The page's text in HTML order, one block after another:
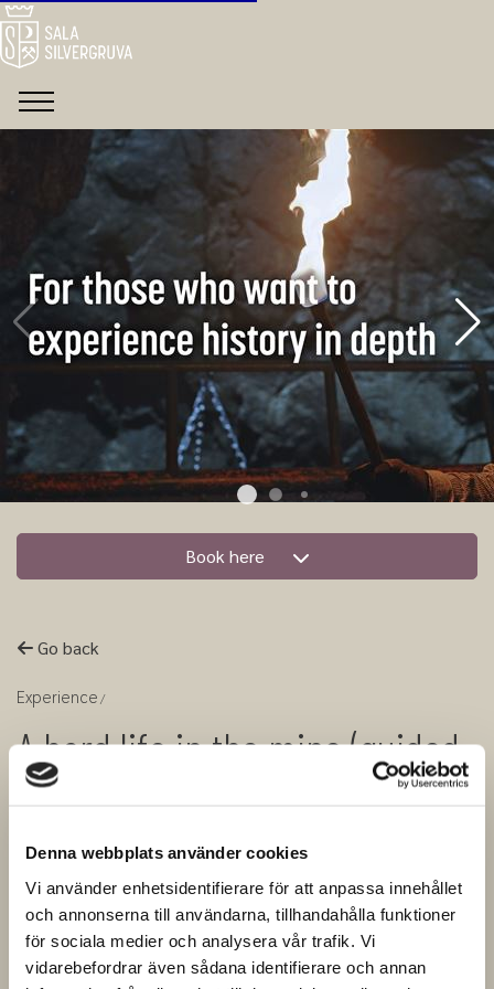
Denna webbplats använder cookies
Vi använder enhetsidentifierare för att anpassa innehållet
och annonserna till användarna, tillhandahålla funktioner
för sociala medier och analysera vår trafik. Vi
vidarebefordrar även sådana identifierare och annan
Book here
Go back
Experience
A hard life in the mine (guided
tour in english)
With a guide by your side, you take the
stairs down into the mine and into
history. Here you get to experience how